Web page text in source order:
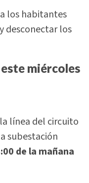
los habitantes
desconectar los
miércoles
línea del circuito
subestación
de la mañana